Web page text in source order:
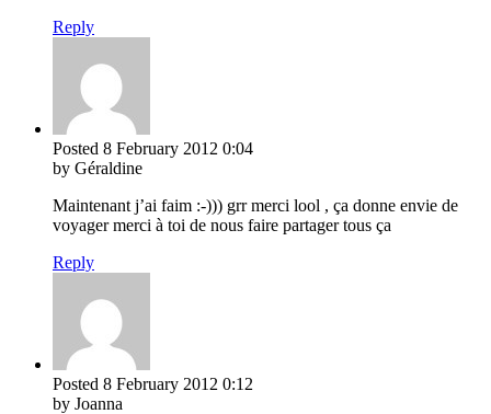
Reply
Posted 8 February 2012 0:04
by Géraldine
Maintenant j’ai faim :-))) grr merci lool , ça donne envie de
voyager merci à toi de nous faire partager tous ça
Reply
Posted 8 February 2012 0:12
by Joanna